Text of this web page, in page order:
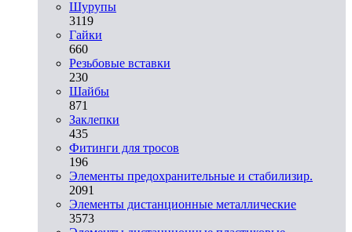
Шурупы
3119
Гайки
660
Резьбовые вставки
230
Шайбы
871
Заклепки
435
Фитинги для тросов
196
Элементы предохранительные и стабилизир.
2091
Элементы дистанционные металлические
3573